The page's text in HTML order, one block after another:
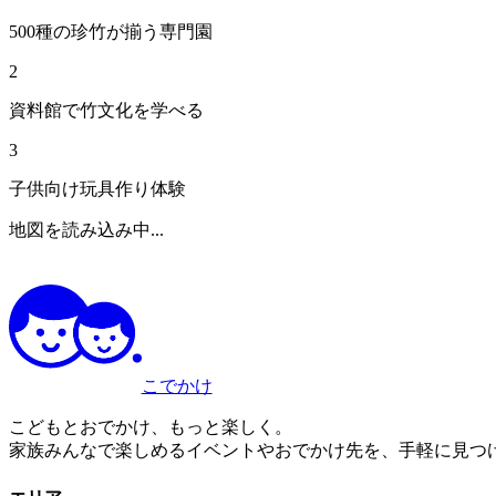
500種の珍竹が揃う専門園
2
資料館で竹文化を学べる
3
子供向け玩具作り体験
地図を読み込み中...
こでかけ
こどもとおでかけ、もっと楽しく。
家族みんなで楽しめるイベントやおでかけ先を、手軽に見つ